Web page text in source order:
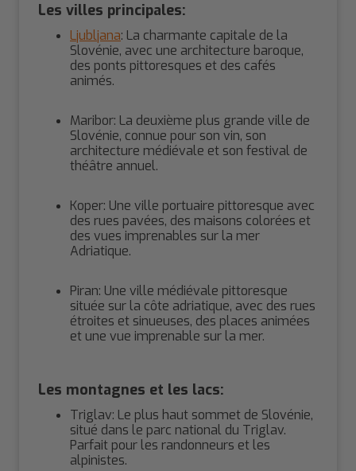
Les villes principales:
Ljubljana: La charmante capitale de la
Slovénie, avec une architecture baroque,
des ponts pittoresques et des cafés
animés.
Maribor: La deuxième plus grande ville de
Slovénie, connue pour son vin, son
architecture médiévale et son festival de
théâtre annuel.
Koper: Une ville portuaire pittoresque avec
des rues pavées, des maisons colorées et
des vues imprenables sur la mer
Adriatique.
Piran: Une ville médiévale pittoresque
située sur la côte adriatique, avec des rues
étroites et sinueuses, des places animées
et une vue imprenable sur la mer.
Les montagnes et les lacs:
Triglav: Le plus haut sommet de Slovénie,
situé dans le parc national du Triglav.
Parfait pour les randonneurs et les
alpinistes.